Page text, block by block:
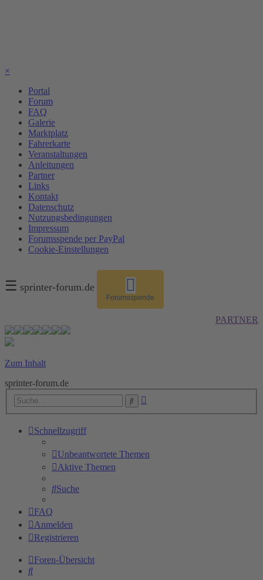
×
Portal
Forum
FAQ
Galerie
Marktplatz
Fahrerkarte
Veranstaltungen
Anleitungen
Partner
Links
Kontakt
Datenschutz
Nutzungsbedingungen
Impressum
Forumsspende per PayPal
Cookie-Einstellungen
☰ sprinter-forum.de
Forumsspende
PARTNER
Zum Inhalt
sprinter-forum.de
Suche
Schnellzugriff
Unbeantwortete Themen
Aktive Themen
Suche
FAQ
Anmelden
Registrieren
Foren-Übersicht
Suche